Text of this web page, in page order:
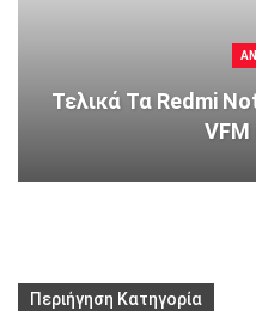
Τελικά Τα Redmi
Περιήγηση Κατηγορία